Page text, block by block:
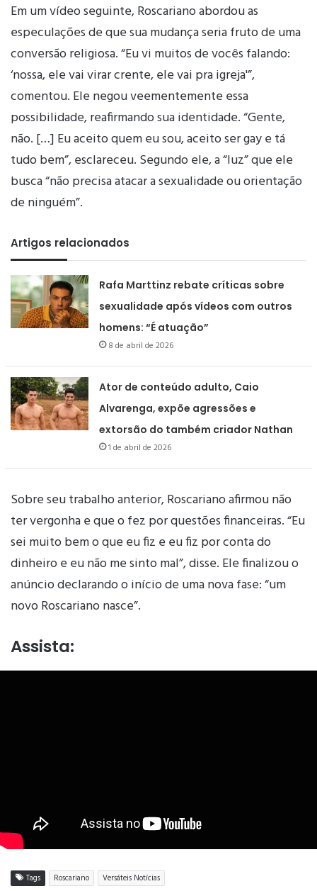
Em um vídeo seguinte, Roscariano abordou as
especulações de que sua mudança seria fruto de uma
conversão religiosa. “Eu vi muitos de vocês falando:
‘nossa, ele vai virar crente, ele vai pra igreja'”,
comentou. Ele negou veementemente essa
possibilidade, reafirmando sua identidade. “Gente,
não. […] Eu aceito quem eu sou, aceito ser gay e tá
tudo bem”, esclareceu. Segundo ele, a “luz” que ele
busca “não precisa atacar a sexualidade ou orientação
de ninguém”.
Artigos relacionados
Rafa Marttinz rebate críticas sobre
sexualidade após vídeos com outros
homens: “É atuação”
8 de abril de 2026
Ator de conteúdo adulto, Caio
Alvarenga, expõe agressões e
extorsão do também criador Nathan
1 de abril de 2026
Sobre seu trabalho anterior, Roscariano afirmou não
ter vergonha e que o fez por questões financeiras. “Eu
sei muito bem o que eu fiz e eu fiz por conta do
dinheiro e eu não me sinto mal”, disse. Ele finalizou o
anúncio declarando o início de uma nova fase: “um
novo Roscariano nasce”.
Assista:
Tags Roscariano Versáteis Notícias